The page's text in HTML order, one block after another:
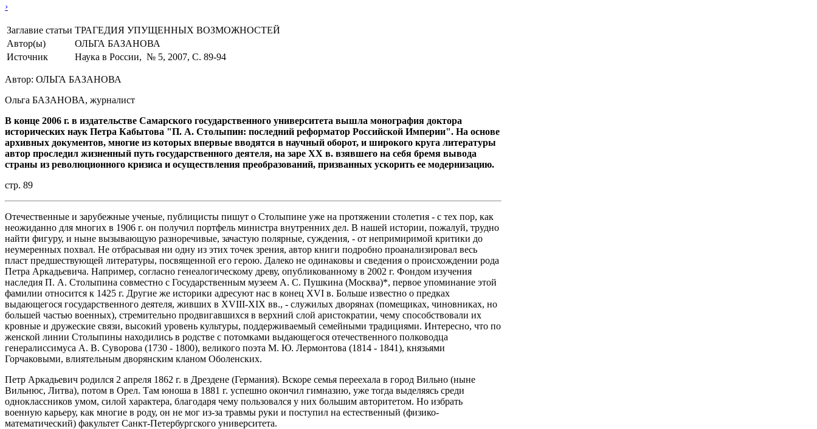
›
Заглавие статьи ТРАГЕДИЯ УПУЩЕННЫХ ВОЗМОЖНОСТЕЙ
Автор(ы)
ОЛЬГА БАЗАНОВА
Источник
Наука в России, № 5, 2007, C. 89-94
Автор: ОЛЬГА БАЗАНОВА
Ольга БАЗАНОВА, журналист
В конце 2006 г. в издательстве Самарского государственного университета вышла монография доктора
исторических наук Петра Кабытова "П. А. Столыпин: последний реформатор Российской Империи". На основе
архивных документов, многие из которых впервые вводятся в научный оборот, и широкого круга литературы
автор проследил жизненный путь государственного деятеля, на заре XX в. взявшего на себя бремя вывода
страны из революционного кризиса и осуществления преобразований, призванных ускорить ее модернизацию.
стр. 89
Отечественные и зарубежные ученые, публицисты пишут о Столыпине уже на протяжении столетия - с тех пор, как
неожиданно для многих в 1906 г. он получил портфель министра внутренних дел. В нашей истории, пожалуй, трудно
найти фигуру, и ныне вызывающую разноречивые, зачастую полярные, суждения, - от непримиримой критики до
неумеренных похвал. Не отбрасывая ни одну из этих точек зрения, автор книги подробно проанализировал весь
пласт предшествующей литературы, посвященной его герою. Далеко не одинаковы и сведения о происхождении рода
Петра Аркадьевича. Например, согласно генеалогическому древу, опубликованному в 2002 г. Фондом изучения
наследия П. А. Столыпина совместно с Государственным музеем А. С. Пушкина (Москва)*, первое упоминание этой
фамилии относится к 1425 г. Другие же историки адресуют нас в конец XVI в. Больше известно о предках
выдающегося государственного деятеля, живших в XVIII-XIX вв., - служилых дворянах (помещиках, чиновниках, но
большей частью военных), стремительно продвигавшихся в верхний слой аристократии, чему способствовали их
кровные и дружеские связи, высокий уровень культуры, поддерживаемый семейными традициями. Интересно, что по
женской линии Столыпины находились в родстве с потомками выдающегося отечественного полководца
генералиссимуса А. В. Суворова (1730 - 1800), великого поэта М. Ю. Лермонтова (1814 - 1841), князьями
Горчаковыми, влиятельным дворянским кланом Оболенских.
Петр Аркадьевич родился 2 апреля 1862 г. в Дрездене (Германия). Вскоре семья переехала в город Вильно (ныне
Вильнюс, Литва), потом в Орел. Там юноша в 1881 г. успешно окончил гимназию, уже тогда выделяясь среди
одноклассников умом, силой характера, благодаря чему пользовался у них большим авторитетом. Но избрать
военную карьеру, как многие в роду, он не мог из-за травмы руки и поступил на естественный (физико-
математический) факультет Санкт-Петербургского университета.